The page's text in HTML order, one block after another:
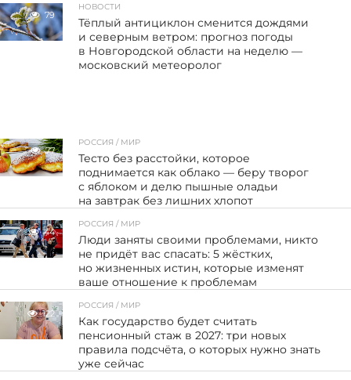
79
НОВОСТИ
Тёплый антициклон сменится дождями
и северным ветром: прогноз погоды
в Новгородской области на неделю —
московский метеоролог
77
РОССИЯ / МИР
Тесто без расстойки, которое
поднимается как облако — беру творог
с яблоком и делю пышные оладьи
на завтрак без лишних хлопот
44
РОССИЯ / МИР
Люди заняты своими проблемами, никто
не придёт вас спасать: 5 жёстких,
но жизненных истин, которые изменят
ваше отношение к проблемам
122
РОССИЯ / МИР
Как государство будет считать
пенсионный стаж в 2027: три новых
правила подсчёта, о которых нужно знать
уже сейчас